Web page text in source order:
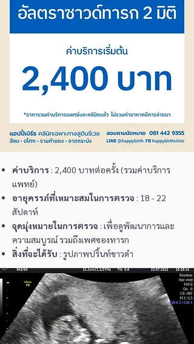
ค่าบริการ : 2,400 บาทต่อครั้ง (รวมค่าบริการ
แพทย์)
อายุครรภ์ที่เหมาะสมในการตรวจ : 18 - 22
สัปดาห์
จุดมุ่งหมายในการตรวจ : เพื่อดูพัฒนาการและ
ความสมบูรณ์ รวมถึงเพศของทารก
สิ่งที่จะได้รับ : รูปภาพปริ้นท์ขาวดำ